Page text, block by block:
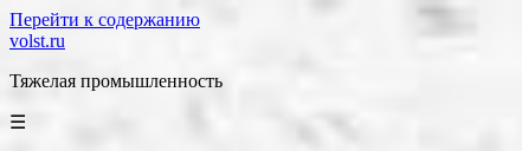
Перейти к содержанию
volst.ru
Тяжелая промышленность
☰